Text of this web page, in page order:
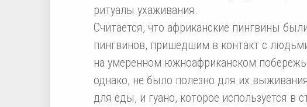
ритуалы ухаживания.
Считается, что африканские пингвины
пингвинов, пришедшим в контакт с
на умеренном южноафриканском
однако, не было полезно для их
для еды, и гуано, которое используется в